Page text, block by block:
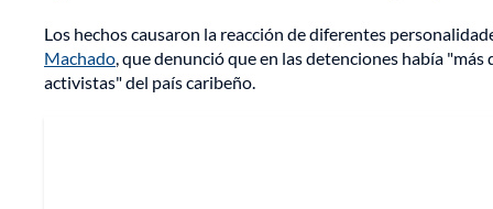
Los hechos causaron la reacción de diferentes
Machado, que denunció que en las detenciones había
activistas" del país caribeño.